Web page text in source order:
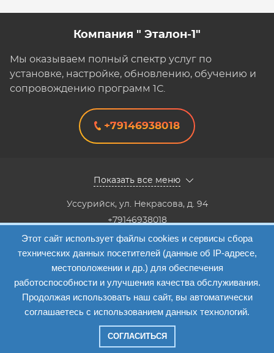
Этот сайт использует файлы cookies и сервисы сбора
технических данных посетителей (данные об IP-адресе,
местоположении и др.) для обеспечения
работоспособности и улучшения качества обслуживания.
Продолжая использовать наш сайт, вы автоматически
соглашаетесь с использованием данных технологий.
СОГЛАСИТЬСЯ
Компания " Эталон-1"
Мы оказываем полный спектр услуг по
установке, настройке, обновлению, обучению и
сопровождению программ 1С.
+79146938018
Показать все меню
Уссурийск, ул. Некрасова, д. 94
+79146938018
8(4234) 333-147, 8(4234) 333-818,8(4234) 38-40-20,8(4234)